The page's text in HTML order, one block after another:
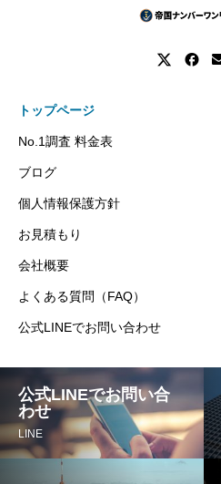
トップページ
No.1調査 料金表
ブログ
個人情報保護方針
お見積もり
会社概要
よくある質問（FAQ）
公式LINEでお問い合わせ
公式LINEでお問い合
わせ
LINE